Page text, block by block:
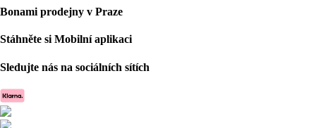
Bonami prodejny v Praze
Stáhněte si Mobilní aplikaci
Sledujte nás na sociálních sítích